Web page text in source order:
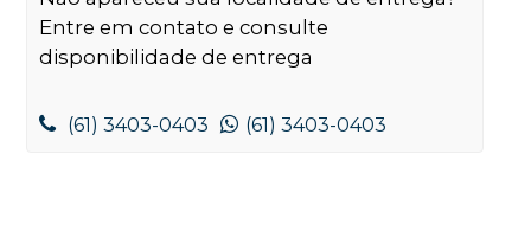
Entre em contato e consulte
disponibilidade de entrega
(61) 3403-0403 (61) 3403-0403